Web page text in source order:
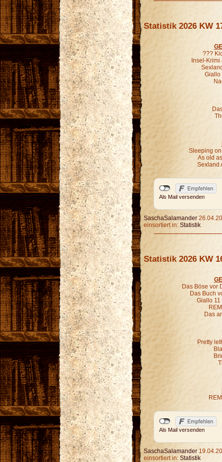
Statistik 2026 KW
???
Insel-
Giallo
Sleeping
As old
Sexland
Als Mail versenden
SaschaSalamander
einsortiert in: Statistik
Statistik 2026 KW
Das Böse vor
Das Buch
Giallo 11
Das
Pretty
Als Mail versenden
SaschaSalamander
einsortiert in: Statistik